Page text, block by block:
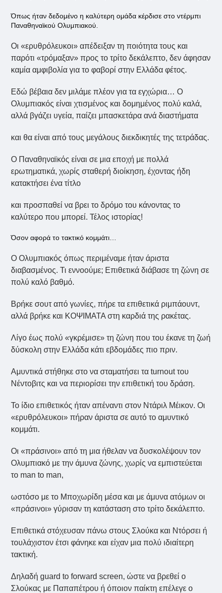
Όπως ήταν δεδομένο η καλύτερη ομάδα κέρδισε στο ντέρμπι
Παναθηναϊκού Ολυμπιακού.
Οι «ερυθρόλευκοι» απέδειξαν τη ποιότητα τους και
παρότι «τρόμαξαν» προς το τρίτο δεκάλεπτο, δεν άφησαν
καμία αμφιβολία για το φαβορί στην Ελλάδα φέτος.
Εδώ βέβαια δεν μιλάμε πλέον για τα εγχώρια… Ο
Ολυμπιακός είναι χτισμένος και δομημένος πολύ καλά,
αλλά βγάζει υγεία, παίζει μπασκετάρα ανά διαστήματα
και θα είναι από τους μεγάλους διεκδικητές της τετράδας.
Ο Παναθηναϊκός είναι σε μια εποχή με πολλά
ερωτηματικά, χωρίς σταθερή διοίκηση, έχοντας ήδη
κατακτήσει ένα τίτλο
και προσπαθεί να βρει το δρόμο του κάνοντας το
καλύτερο που μπορεί. Τέλος ιστορίας!
Όσον αφορά το τακτικό κομμάτι…
Ο Ολυμπιακός όπως περιμέναμε ήταν άριστα
διαβασμένος. Τι εννοούμε; Επιθετικά διάβασε τη ζώνη σε
πολύ καλό βαθμό.
Βρήκε σουτ από γωνίες, πήρε τα επιθετικά ριμπάουντ,
αλλά βρήκε και ΚΟΨΙΜΑΤΑ στη καρδιά της ρακέτας.
Λίγο έως πολύ «γκρέμισε» τη ζώνη που του έκανε τη ζωή
δύσκολη στην Ελλάδα κάτι εβδομάδες πιο πριν.
Αμυντικά στήθηκε στο να σταματήσει τα turnout του
Νέντοβιτς και να περιορίσει την επιθετική του δράση.
Το ίδιο επιθετικός ήταν απέναντι στον Ντάριλ Μέικον. Οι
«ερυθρόλευκοι» πήραν άριστα σε αυτό το αμυντικό
κομμάτι.
Οι «πράσινοι» από τη μια ήθελαν να δυσκολέψουν τον
Ολυμπιακό με την άμυνα ζώνης, χωρίς να εμπιστεύεται
το man to man,
ωστόσο με το Μποχωρίδη μέσα και με άμυνα ατόμων οι
«πράσινοι» γύρισαν τη κατάσταση στο τρίτο δεκάλεπτο.
Επιθετικά στόχευσαν πάνω στους Σλούκα και Ντόρσει ή
τουλάχιστον έτσι φάνηκε και είχαν μια πολύ ιδιαίτερη
τακτική.
Δηλαδή guard to forward screen, ώστε να βρεθεί ο
Σλούκας με Παπαπέτρου ή όποιον παίκτη επέλεγε ο